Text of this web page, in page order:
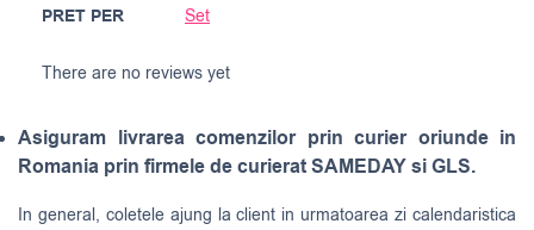
PRET PER Set
There are no reviews yet
Asiguram livrarea comenzilor prin curier oriunde in
Romania prin firmele de curierat SAMEDAY si GLS.
In general, coletele ajung la client in urmatoarea zi calendaristica